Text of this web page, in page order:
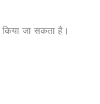
जा सकता है।